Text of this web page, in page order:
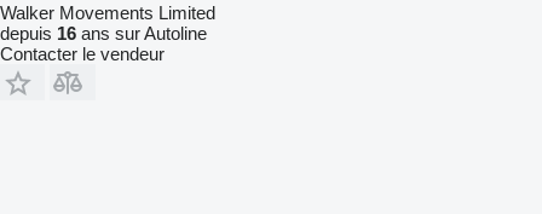
Walker Movements Limited
depuis 16 ans sur Autoline
Contacter le vendeur